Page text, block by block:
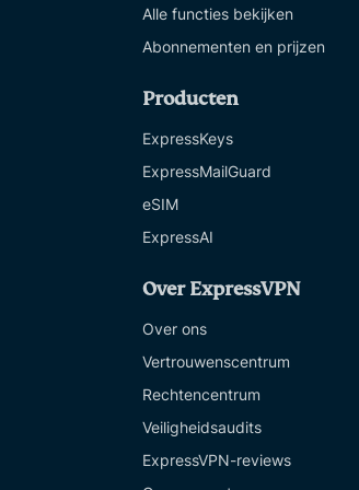
Alle functies bekijken
Abonnementen en prijzen
Producten
ExpressKeys
ExpressMailGuard
eSIM
ExpressAI
Over ExpressVPN
Over ons
Vertrouwenscentrum
Rechtencentrum
Veiligheidsaudits
ExpressVPN-reviews